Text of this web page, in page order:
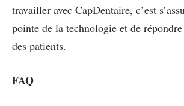
travailler avec CapDentaire, c’est
pointe de la technologie et de
des patients.
FAQ